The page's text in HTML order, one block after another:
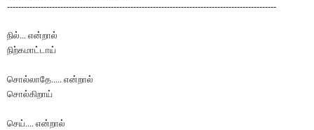
------------------------------------------------------------------------------------------------
நில்... என்றால்
நிற்கமாட்டாய்
சொல்லாதே..... என்றால்
சொல்கிறாய்
செய்.... என்றால்